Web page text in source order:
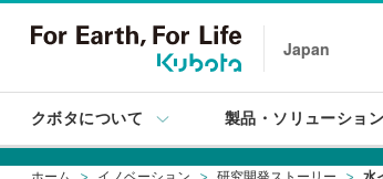
Japan
クボタについて 製品・ソリューション